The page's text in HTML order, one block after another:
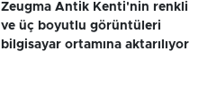
Zeugma Antik Kenti'nin renkli
ve üç boyutlu görüntüleri
bilgisayar ortamına aktarılıyor